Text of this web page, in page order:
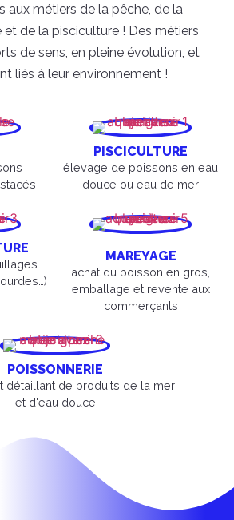
aux métiers de la pêche, de la
de la pisciculture ! Des métiers
de sens, en pleine évolution, et
liés à leur environnement !
PISCICULTURE
élevage de poissons en eau
douce ou eau de mer
MAREYAGE
achat du poisson en gros,
emballage et revente aux
commerçants
POISSONNERIE
détaillant de produits de la mer
et d'eau douce